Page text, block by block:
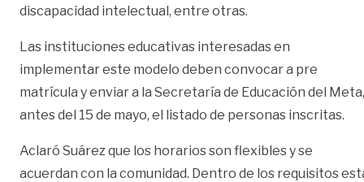
discapacidad intelectual, entre otras.
Las instituciones educativas interesadas en
implementar este modelo deben convocar a pre
matrícula y enviar a la Secretaría de Educación del Meta,
antes del 15 de mayo, el listado de personas inscritas.
Aclaró Suárez que los horarios son flexibles y se
acuerdan con la comunidad. Dentro de los requisitos